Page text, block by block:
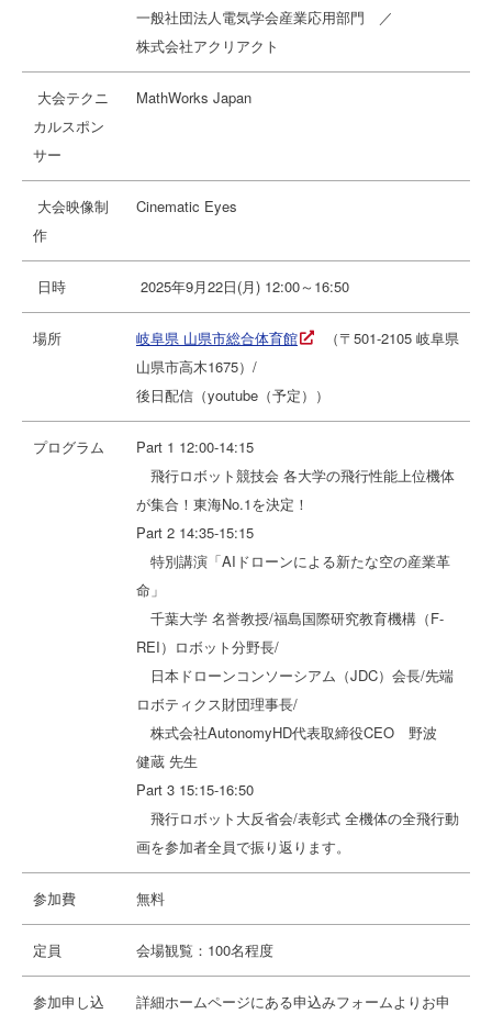
一般社団法人電気学会産業応用部門 ／
株式会社アクリアクト
大会テクニ
カルスポン
サー
MathWorks Japan
大会映像制
作
Cinematic Eyes
日時 2025年9月22日(月) 12:00～16:50
場所 岐阜県 山県市総合体育館
（〒501-2105 岐阜県
山県市高木1675）/
後日配信（youtube（予定））
プログラム
Part 1 12:00-14:15
飛行ロボット競技会 各大学の飛行性能上位機体
が集合！東海No.1を決定！
Part 2 14:35-15:15
特別講演「AIドローンによる新たな空の産業革
命」
千葉大学 名誉教授/福島国際研究教育機構（F-
REI）ロボット分野長/
日本ドローンコンソーシアム（JDC）会長/先端
ロボティクス財団理事長/
株式会社AutonomyHD代表取締役CEO 野波
健蔵 先生
Part 3 15:15-16:50
飛行ロボット大反省会/表彰式 全機体の全飛行動
画を参加者全員で振り返ります。
参加費 無料
定員 会場観覧：100名程度
参加申し込
詳細ホームページにある申込みフォームよりお申